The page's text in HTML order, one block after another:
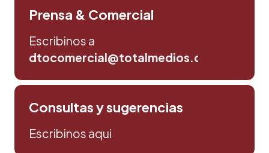
Prensa & Comercial
Escribinos a
dtocomercial@totalmedios.com
Consultas y sugerencias
Escribinos aqui